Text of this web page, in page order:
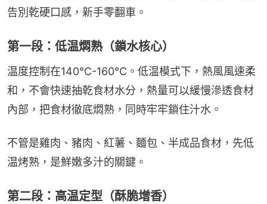
告別乾硬口感，新手零翻車。
第一段：低温燜熟（鎖水核心）
温度控制在140℃-160℃。低温模式下，熱風風速柔
和，不會快速抽乾食材水分，熱量可以緩慢滲透食材
內部，把食材徹底燜熟，同時牢牢鎖住汁水。
不管是雞肉、豬肉、紅薯、麵包、半成品食材，先低
温烤熟，是鮮嫩多汁的關鍵。
第二段：高温定型（酥脆增香）